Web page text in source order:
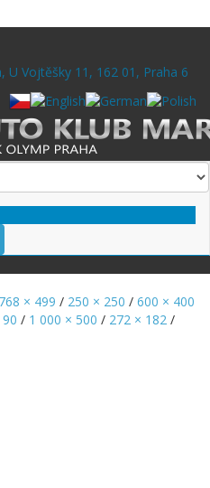
U Vojtěšky 11, 162 01, Praha 6
768 × 499 / 250 × 250 / 600 × 400
/ 1 000 × 500 / 272 × 182 /